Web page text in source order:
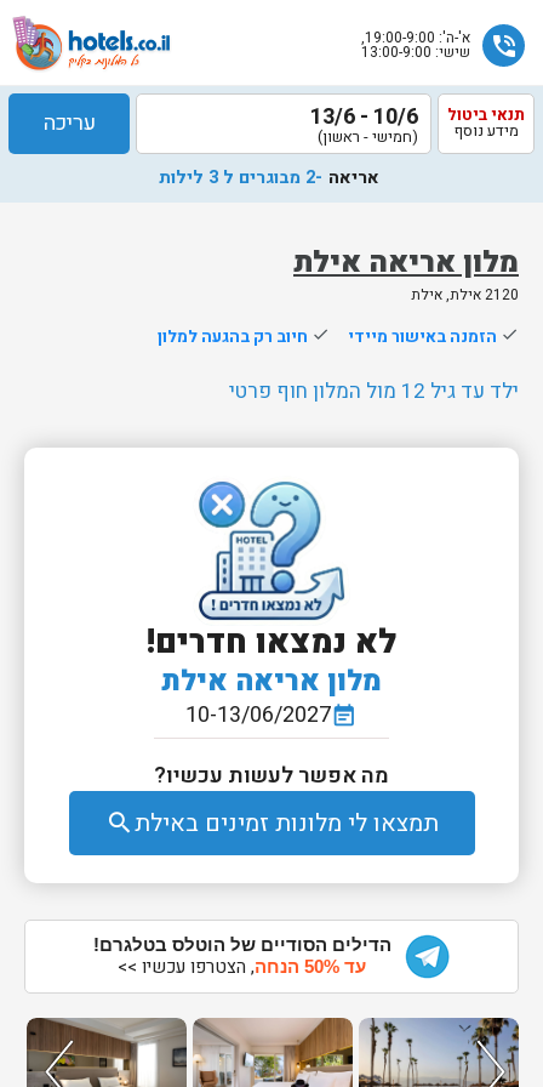
phone_in_talk א'-ה': 19:00-9:00,
שישי: 13:00-9:00
מלון אריאה אילת
2120 אילת, אילת
תנאי ביטול
מידע נוסף 10/6 - 13/6
(חמישי - ראשון) עריכה
אריאה -2 מבוגרים ל 3 לילות
done הזמנה באישור מיידי done חיוב רק בהגעה למלון
ילד עד גיל 12 מול המלון חוף פרטי
לא נמצאו חדרים!
מלון אריאה אילת
event_note
10-13/06/2027
מה אפשר לעשות עכשיו?
תמצאו לי מלונות זמינים באילתsearch
הדילים הסודיים של הוטלס בטלגרם!
עד 50% הנחה
, הצטרפו עכשיו >>
שלח
הוטלס